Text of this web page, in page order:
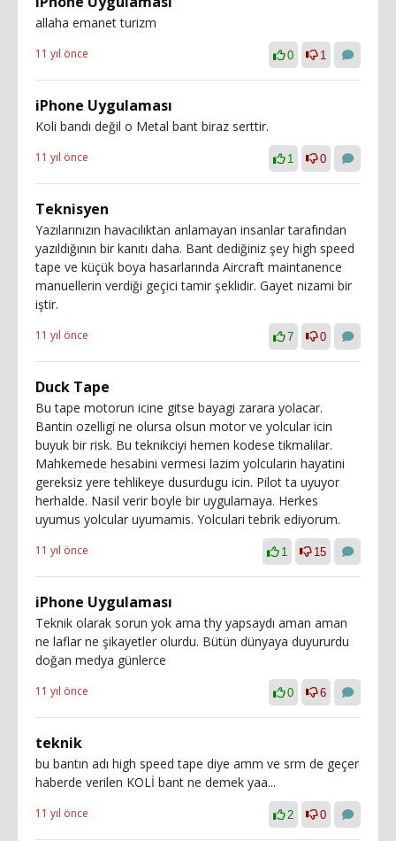
allaha emanet turizm
11 yıl önce 0 1
iPhone Uygulaması
Koli bandı değil o Metal bant biraz serttir.
11 yıl önce 1 0
Teknisyen
Yazılarınızın havacılıktan anlamayan insanlar tarafından
yazıldığının bir kanıtı daha. Bant dediğiniz şey high speed
tape ve küçük boya hasarlarında Aircraft maintanence
manuellerin verdiği geçici tamir şeklidir. Gayet nizami bir
iştir.
11 yıl önce 7 0
Duck Tape
Bu tape motorun icine gitse bayagi zarara yolacar.
Bantin ozelligi ne olursa olsun motor ve yolcular icin
buyuk bir risk. Bu teknikciyi hemen kodese tikmalilar.
Mahkemede hesabini vermesi lazim yolcularin hayatini
gereksiz yere tehlikeye dusurdugu icin. Pilot ta uyuyor
herhalde. Nasil verir boyle bir uygulamaya. Herkes
uyumus yolcular uyumamis. Yolculari tebrik ediyorum.
11 yıl önce 1 15
iPhone Uygulaması
Teknik olarak sorun yok ama thy yapsaydı aman aman
ne laflar ne şikayetler olurdu. Bütün dünyaya duyururdu
doğan medya günlerce
11 yıl önce 0 6
teknik
bu bantın adı high speed tape diye amm ve srm de geçer
haberde verilen KOLİ bant ne demek yaa...
11 yıl önce 2 0